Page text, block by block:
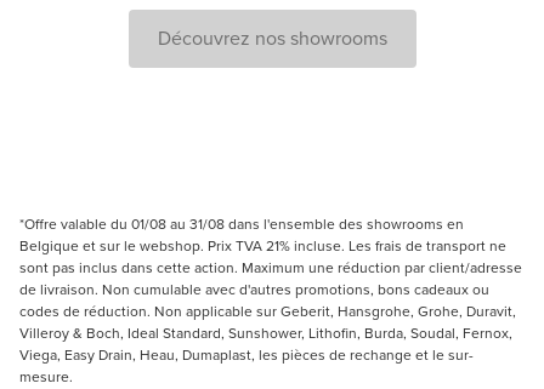
Découvrez nos showrooms
*Offre valable du 01/08 au 31/08 dans l'ensemble des showrooms en
Belgique et sur le webshop. Prix TVA 21% incluse. Les frais de transport ne
sont pas inclus dans cette action. Maximum une réduction par client/adresse
de livraison. Non cumulable avec d'autres promotions, bons cadeaux ou
codes de réduction. Non applicable sur Geberit, Hansgrohe, Grohe, Duravit,
Villeroy & Boch, Ideal Standard, Sunshower, Lithofin, Burda, Soudal, Fernox,
Viega, Easy Drain, Heau, Dumaplast, les pièces de rechange et le sur-
mesure.